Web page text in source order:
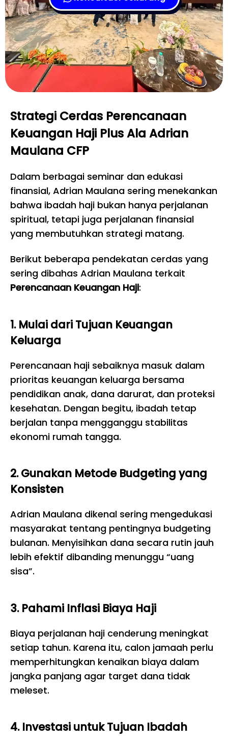
Strategi Cerdas Perencanaan
Keuangan Haji Plus Ala Adrian
Maulana CFP
Dalam berbagai seminar dan edukasi
finansial, Adrian Maulana sering menekankan
bahwa ibadah haji bukan hanya perjalanan
spiritual, tetapi juga perjalanan finansial
yang membutuhkan strategi matang.
Berikut beberapa pendekatan cerdas yang
sering dibahas Adrian Maulana terkait
Perencanaan Keuangan Haji:
1. Mulai dari Tujuan Keuangan
Keluarga
Perencanaan haji sebaiknya masuk dalam
prioritas keuangan keluarga bersama
pendidikan anak, dana darurat, dan proteksi
kesehatan. Dengan begitu, ibadah tetap
berjalan tanpa mengganggu stabilitas
ekonomi rumah tangga.
2. Gunakan Metode Budgeting yang
Konsisten
Adrian Maulana dikenal sering mengedukasi
masyarakat tentang pentingnya budgeting
bulanan. Menyisihkan dana secara rutin jauh
lebih efektif dibanding menunggu “uang
sisa”.
3. Pahami Inflasi Biaya Haji
Biaya perjalanan haji cenderung meningkat
setiap tahun. Karena itu, calon jamaah perlu
memperhitungkan kenaikan biaya dalam
jangka panjang agar target dana tidak
meleset.
4. Investasi untuk Tujuan Ibadah